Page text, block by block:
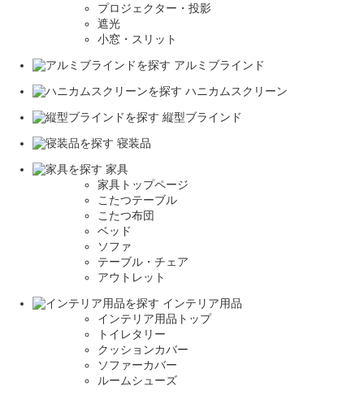
プロジェクター・投影
遮光
小窓・スリット
アルミブラインド
ハニカムスクリーン
縦型ブラインド
寝装品
家具
家具トップページ
こたつテーブル
こたつ布団
ベッド
ソファ
テーブル・チェア
アウトレット
インテリア用品
インテリア用品トップ
トイレタリー
クッションカバー
ソファーカバー
ルームシューズ